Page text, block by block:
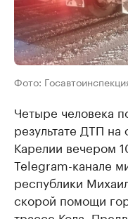
Фото:
Четыре человека
результате ДТП на
Карелии вечером
Telegram-канале
республики
скорой помощи